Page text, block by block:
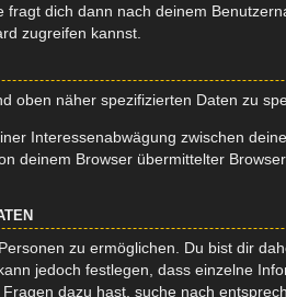
fragt dich dann nach deinem
zugreifen kannst.
oben näher spezifizierten Daten zu
Interessenabwägung zwischen
deinem Browser übermittelter
zu ermöglichen. Du bist dir
jedoch festlegen, dass einzelne
dazu hast, suche nach